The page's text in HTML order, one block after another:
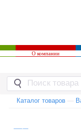
О компании
Каталог товаров —